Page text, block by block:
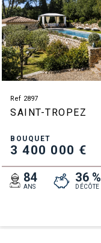
Ref 2897
SAINT-TROPEZ
BOUQUET
3 400 000 €
84
ANS
36 %
DÉCÔTE